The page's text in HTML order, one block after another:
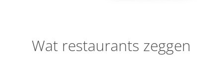
Wat restaurants zeggen